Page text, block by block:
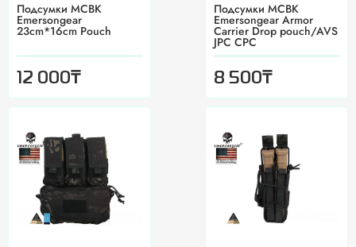
Подсумки MCBK
Emersongear
23cm*16cm Pouch
12 000₸
Подсумки MCBK
Emersongear Armor
Carrier Drop pouch/AVS
JPC CPC
8 500₸